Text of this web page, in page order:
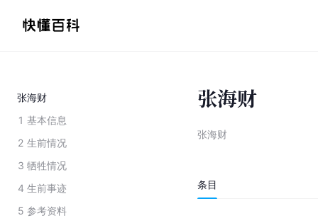
张海财
1 基本信息
2 生前情况
3 牺牲情况
4 生前事迹
5 参考资料
张海财
张海财
条目